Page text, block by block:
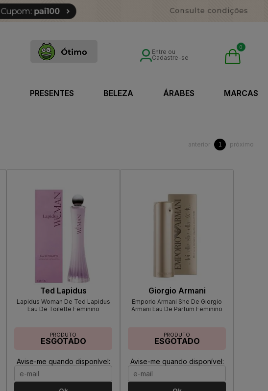
Entre ou
Cadastre-se
0
PRESENTES BELEZA ÁRABES MARCAS
anterior 1 próximo
Ted Lapidus
Lapidus Woman De Ted Lapidus
Eau De Toilette Feminino
PRODUTO
ESGOTADO
Avise-me quando disponível:
Giorgio Armani
Emporio Armani She De Giorgio
Armani Eau De Parfum Feminino
PRODUTO
ESGOTADO
Avise-me quando disponível: